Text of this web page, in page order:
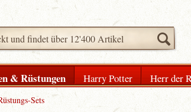
& Rüstungen Harry Potter Herr der
Sets